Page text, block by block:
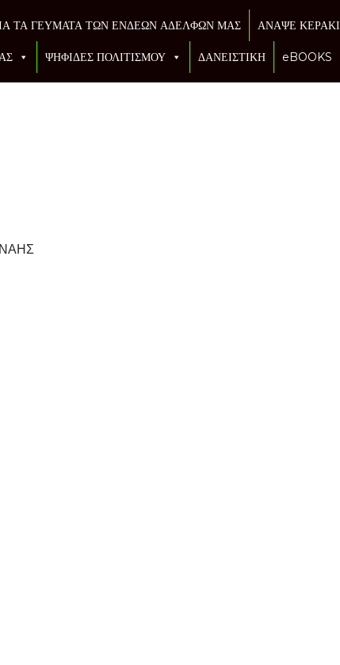
ΤΑ ΓΕΥΜΑΤΑ ΤΩΝ ΕΝΔΕΩΝ ΑΔΕΛΦΩΝ ΜΑΣ ΑΝΑΨΕ ΚΕΡΑΚΙ
ΨΗΦΙΔΕΣ ΠΟΛΙΤΙΣΜΟΥ ΔΑΝΕΙΣΤΙΚΗ eBOOKS